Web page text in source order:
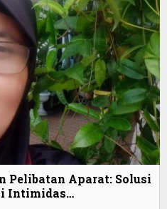
Pelibatan Aparat: Solusi
Intimidas…